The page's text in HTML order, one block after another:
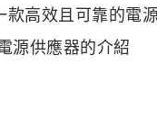
高效且可靠的電
源供應器的介紹